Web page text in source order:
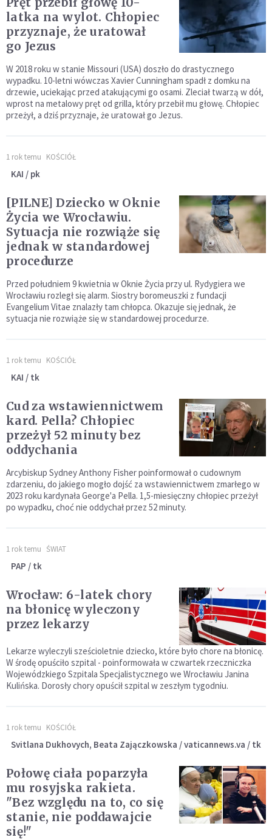
latka na wylot. Chłopiec
przyznaje, że uratował
go Jezus
W 2018 roku w stanie Missouri (USA) doszło do drastycznego
wypadku. 10-letni wówczas Xavier Cunningham spadł z domku na
drzewie, uciekając przed atakującymi go osami. Zleciał twarzą w dół,
wprost na metalowy pręt od grilla, który przebił mu głowę. Chłopiec
przeżył, a dziś przyznaje, że uratował go Jezus.
1 rok temu KOŚCIÓŁ
KAI / pk
[PILNE] Dziecko w Oknie
Życia we Wrocławiu.
Sytuacja nie rozwiąże się
jednak w standardowej
procedurze
Przed południem 9 kwietnia w Oknie Życia przy ul. Rydygiera we
Wrocławiu rozległ się alarm. Siostry boromeuszki z fundacji
Evangelium Vitae znalazły tam chłopca. Okazuje się jednak, że
sytuacja nie rozwiąże się w standardowej procedurze.
1 rok temu KOŚCIÓŁ
KAI / tk
Cud za wstawiennictwem
kard. Pella? Chłopiec
przeżył 52 minuty bez
oddychania
Arcybiskup Sydney Anthony Fisher poinformował o cudownym
zdarzeniu, do jakiego mogło dojść za wstawiennictwem zmarłego w
2023 roku kardynała George'a Pella. 1,5-miesięczny chłopiec przeżył
po wypadku, choć nie oddychał przez 52 minuty.
1 rok temu ŚWIAT
PAP / tk
Wrocław: 6-latek chory
na błonicę wyleczony
przez lekarzy
Lekarze wyleczyli sześcioletnie dziecko, które było chore na błonicę.
W środę opuściło szpital - poinformowała w czwartek rzeczniczka
Wojewódzkiego Szpitala Specjalistycznego we Wrocławiu Janina
Kulińska. Dorosły chory opuścił szpital w zeszłym tygodniu.
1 rok temu KOŚCIÓŁ
Svitlana Dukhovych, Beata Zajączkowska / vaticannews.va / tk
Połowę ciała poparzyła
mu rosyjska rakieta.
"Bez względu na to, co się
stanie, nie poddawajcie
się!"